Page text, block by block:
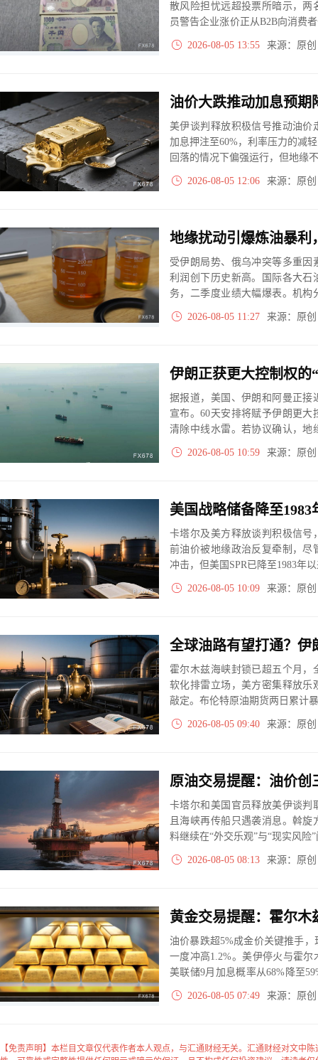
散风险担忧远超投票所暗示，两
员警告企业涨价正从B2B向消费
险”信号，使9月加息成为市场定
2026-08-05 13:55 来源：原
油价大跌推动加息预期
美伊谈判释放积极信号推动油价
加息押注至60%，利率压力的减
回落的情况下偏强运行，但地缘
2026-08-05 12:06 来源：原
地缘扰动引爆炼油暴利
受伊朗局势、俄乌冲突等多重
利润创下历史新高。国际各大石
务，二季度业绩大幅爆表。机
存与补库需求仍将支撑炼油高景
2026-08-05 11:27 来源：原
据报道，美国、伊朗和阿曼正接
宣布。60天安排将赋予伊朗更
清除中线水雷。若协议确认，地
下行压力。但协议偏向伊朗的
变量。
2026-08-05 10:59 来源：原
卡塔尔及美方释放谈判积极信号
前油价被地缘政治反复牵制，尽
冲击，但美国SPR已降至1983年
2026-08-05 10:09 来源：原
霍尔木兹海峡封锁已超五个月
软化排雷立场，美方密集释放乐
敲定。布伦特原油期货两日累计
分歧与新发船只遇袭，协议落地
2026-08-05 09:40 来源：原
卡塔尔和美国官员释放美伊谈判
且海峡再传船只遇袭消息。斡
料继续在“外交乐观”与“现实风险
2026-08-05 08:13 来源：原
油价暴跌超5%成金价关键推手
一度冲高1.2%。美伊停火与霍
美联储9月加息概率从68%降至
周ADP与非农就业数据，黄金
美元走势。
2026-08-05 07:49 来源：原
【免责声明】本栏目文章仅代表作者本人观点，与汇通财经无关。汇通财经对文中